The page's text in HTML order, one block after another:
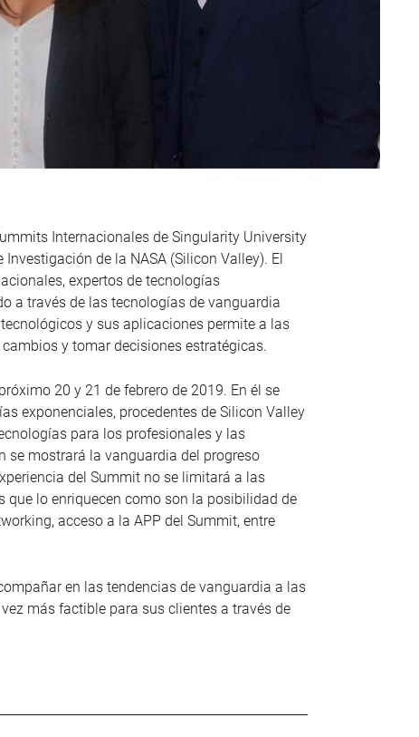
Internacionales de Singularity University
de la NASA (Silicon Valley). El
expertos de tecnologías
a través de las tecnologías de vanguardia
y sus aplicaciones permite a las
y tomar decisiones estratégicas.
20 y 21 de febrero de 2019. En él se
exponenciales, procedentes de Silicon Valley
para los profesionales y las
se mostrará la vanguardia del progreso
del Summit no se limitará a las
que lo enriquecen como son la posibilidad de
acceso a la APP del Summit, entre
en las tendencias de vanguardia a las
más factible para sus clientes a través de